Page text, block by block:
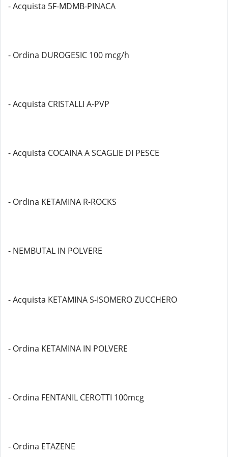
- Acquista 5F-MDMB-PINACA
- Ordina DUROGESIC 100 mcg/h
- Acquista CRISTALLI A-PVP
- Acquista COCAINA A SCAGLIE DI PESCE
- Ordina KETAMINA R-ROCKS
- NEMBUTAL IN POLVERE
- Acquista KETAMINA S-ISOMERO ZUCCHERO
- Ordina KETAMINA IN POLVERE
- Ordina FENTANIL CEROTTI 100mcg
- Ordina ETAZENE